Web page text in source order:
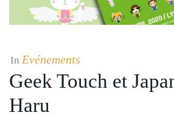
In Evénements
Geek Touch et
Haru